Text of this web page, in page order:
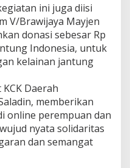
a
a
n
!
ini juga diisi
V/Brawijaya Mayjen
donasi sebesar Rp
Indonesia, untuk
kelainan jantung
Daerah
memberikan
online perempuan dan
nyata solidaritas
dan semangat